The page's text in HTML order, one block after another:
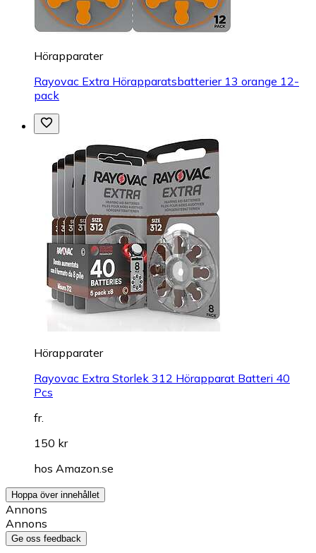
Hörapparater
Rayovac Extra Hörapparatsbatterier 13 orange 12-
pack
Hörapparater
Rayovac Extra Storlek 312 Hörapparat Batteri 40
Pcs
fr.
150 kr
hos Amazon.se
Hoppa över innehållet
Annons
Annons
Ge oss feedback